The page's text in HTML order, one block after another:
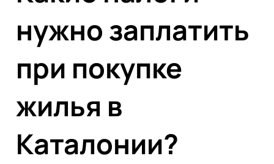
нужно заплатить
при покупке
жилья в
Каталонии?